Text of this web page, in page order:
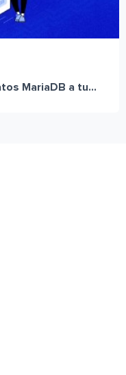
MariaDB a tu...